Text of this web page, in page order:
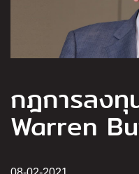
กฎการลง
Warren